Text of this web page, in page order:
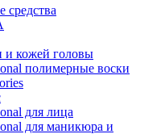
средства
и кожей головы
полимерные воски
для лица
для маникюра и